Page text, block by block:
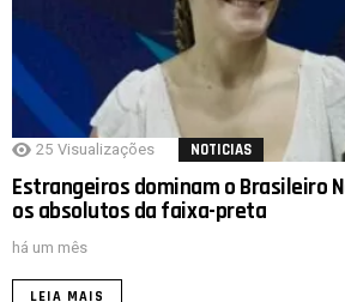
25 Visualizações NOTICIAS
Estrangeiros dominam o Brasileiro
os absolutos da faixa-preta
há um mês
LEIA MAIS